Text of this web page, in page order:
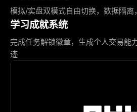
模拟/实盘双模式自由切换，数据隔离
学习成就系统
完成任务解锁徽章，生成个人交易能
迹